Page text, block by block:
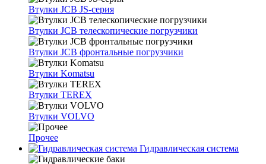
Втулки JCB JS-серия
Втулки JCB телескопические погрузчики
Втулки JCB фронтальные погрузчики
Втулки Komatsu
Втулки TEREX
Втулки VOLVO
Прочее
Гидравлическая система